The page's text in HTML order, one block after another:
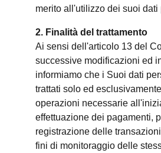
merito all'utilizzo dei suoi dati
2. Finalità del trattamento
Ai sensi dell'articolo 13 del
successive modificazioni ed
informiamo che i Suoi dati
trattati solo ed
operazioni necessarie
effettuazione dei pagamenti,
registrazione delle
fini di monitoraggio delle